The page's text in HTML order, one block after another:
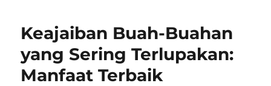
Keajaiban Buah-Buahan
yang Sering Terlupakan:
Manfaat Terbaik